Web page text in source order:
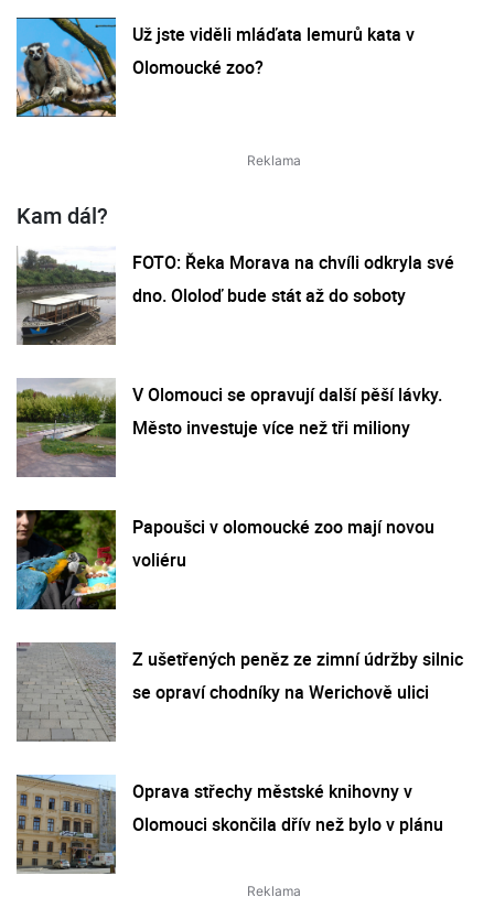
Už jste viděli mláďata lemurů kata v
Olomoucké zoo?
Kam dál?
FOTO: Řeka Morava na chvíli odkryla své
dno. Ololoď bude stát až do soboty
V Olomouci se opravují další pěší lávky.
Město investuje více než tři miliony
Papoušci v olomoucké zoo mají novou
voliéru
Z ušetřených peněz ze zimní údržby silnic
se opraví chodníky na Werichově ulici
Oprava střechy městské knihovny v
Olomouci skončila dřív než bylo v plánu